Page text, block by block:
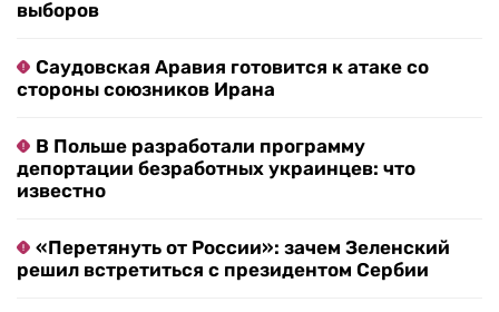
выборов
Саудовская Аравия готовится к атаке со
стороны союзников Ирана
В Польше разработали программу
депортации безработных украинцев: что
известно
«Перетянуть от России»: зачем Зеленский
решил встретиться с президентом Сербии